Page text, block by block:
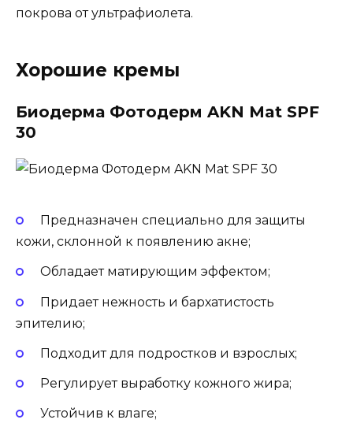
покрова от ультрафиолета.
Хорошие кремы
Биодерма Фотодерм AKN Mat SPF
30
Предназначен специально для защиты
кожи, склонной к появлению акне;
Обладает матирующим эффектом;
Придает нежность и бархатистость
эпителию;
Подходит для подростков и взрослых;
Регулирует выработку кожного жира;
Устойчив к влаге;